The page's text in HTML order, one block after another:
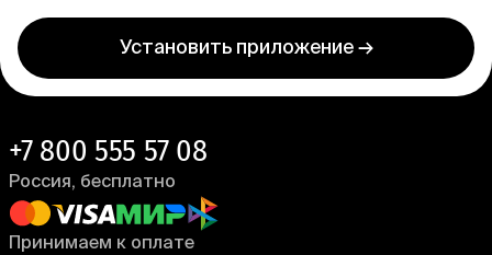
Установить приложение →
+7 800 555 57 08
Россия, бесплатно
Принимаем к оплате